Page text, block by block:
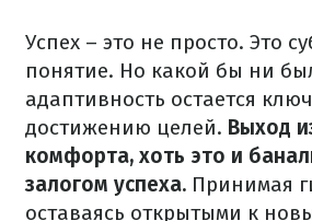
Успех – это не просто. Это
понятие. Но какой бы ни
адаптивность остается
достижению целей. Выход
комфорта, хоть это и
залогом успеха. Принимая
оставаясь открытыми к